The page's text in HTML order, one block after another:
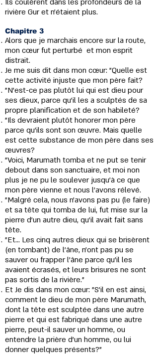
Ils coulèrent dans les profondeurs de la
rivière Gur et n'étaient plus.
Chapitre 3
Alors que je marchais encore sur la route,
mon cœur fut perturbé et mon esprit
distrait.
Je me suis dit dans mon cœur: "Quelle est
cette activité injuste que mon père fait?
"N’est-ce pas plutôt lui qui est dieu pour
ses dieux, parce qu'il les a sculptés de sa
propre planification et de son habileté?
"Ils devraient plutôt honorer mon père
parce qu'ils sont son œuvre. Mais quelle
est cette substance de mon père dans ses
œuvres?
"Voici, Marumath tomba et ne put se tenir
debout dans son sanctuaire, et moi non
plus je ne pu le soulever jusqu'à ce que
mon père vienne et nous l'avons rélevé.
"Malgré cela, nous n'avons pas pu (le faire)
et sa tête qui tomba de lui, fut mise sur la
pierre d'un autre dieu, qu'il avait fait sans
tête.
"Et... Les cinq autres dieux qui se brisèrent
(en tombant) de l'âne, n'ont pas pu se
sauver ou frapper l'âne parce qu'il les
avaient écrasés, et leurs brisures ne sont
pas sortis de la rivière."
Et Je dis dans mon cœur: "S'il en est ainsi,
comment le dieu de mon père Marumath,
dont la tête est sculptée dans une autre
pierre et qui est fabriqué dans une autre
pierre, peut-il sauver un homme, ou
entendre la prière d'un homme, ou lui
donner quelques présents?"